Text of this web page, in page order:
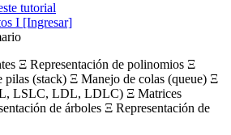
tutorial
I [Ingresar]
Ξ Representación de polinomios Ξ
(stack) Ξ Manejo de colas (queue) Ξ
LSLC, LDL, LDLC) Ξ Matrices
de árboles Ξ Representación de